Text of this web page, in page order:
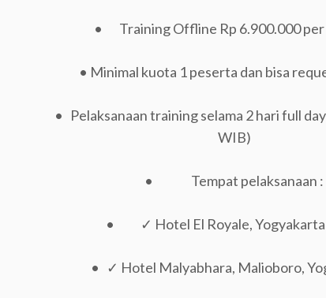
• Training Offline Rp 6.900.000 per
• Minimal kuota 1 peserta dan bisa
• Pelaksanaan training selama 2 hari full
WIB)
• Tempat pelaksanaan :
• ✓ Hotel El Royale, Yogyakarta
• ✓ Hotel Malyabhara, Malioboro,